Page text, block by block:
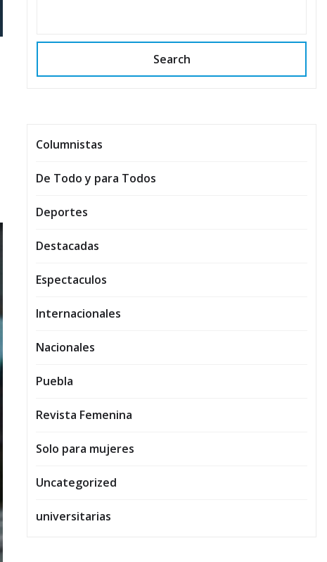
Search
Columnistas
De Todo y para Todos
Deportes
Destacadas
Espectaculos
Internacionales
Nacionales
Puebla
Revista Femenina
Solo para mujeres
Uncategorized
universitarias